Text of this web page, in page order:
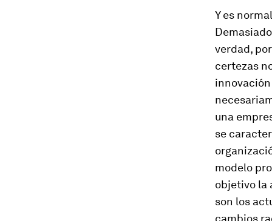
Y es
verdad,
certezas
una
se
modelo
objetivo la
son los
cambios